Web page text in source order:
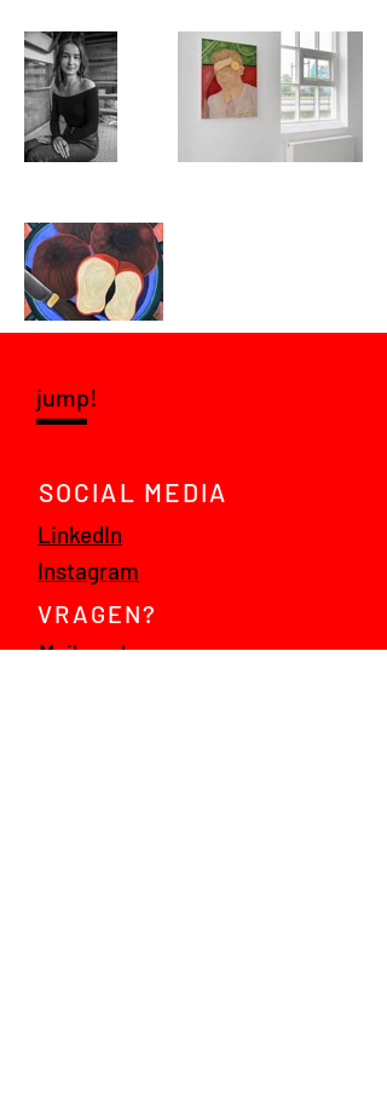
jump!
SOCIAL MEDIA
LinkedIn
Instagram
VRAGEN?
Mail ons!